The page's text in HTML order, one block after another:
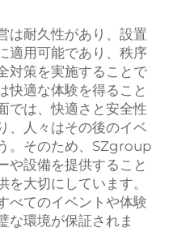
は耐久性があり、設置
適用可能であり、秩序
対策を実施することで
快適な体験を得ること
では、快適さと安全性
、人々はその後のイベ
。そのため、SZgroup
や設備を提供すること
大切にしています。
べてのイベントや体験
な環境が保証されま